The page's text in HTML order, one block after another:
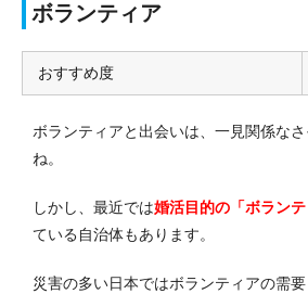
ボランティア
おすすめ度
ボランティアと出会いは、一見関係な
ね。
しかし、最近では婚活目的の「ボランテ
ている自治体もあります。
災害の多い日本ではボランティアの需